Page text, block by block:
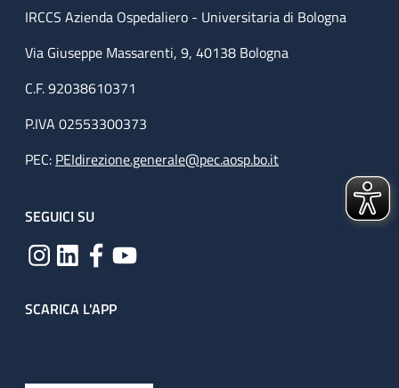
IRCCS Azienda Ospedaliero - Universitaria di Bologna
Via Giuseppe Massarenti, 9, 40138 Bologna
C.F. 92038610371
P.IVA 02553300373
PEC: PEIdirezione.generale@pec.aosp.bo.it
SEGUICI SU
SCARICA L'APP